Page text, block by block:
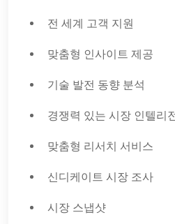
전 세계 고객 지원
맞춤형 인사이트 제공
기술 발전 동향 분석
경쟁력 있는 시장 인텔리
맞춤형 리서치 서비스
신디케이트 시장 조사
시장 스냅샷